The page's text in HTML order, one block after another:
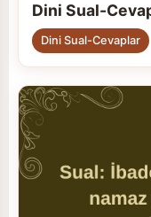
Dini Sual-
Dini Sual-Cevaplar